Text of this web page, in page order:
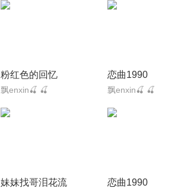
粉红色的回忆
飘enxin🍒 🍒
恋曲1990
飘enxin🍒 🍒
妹妹找哥泪花流 恋曲1990